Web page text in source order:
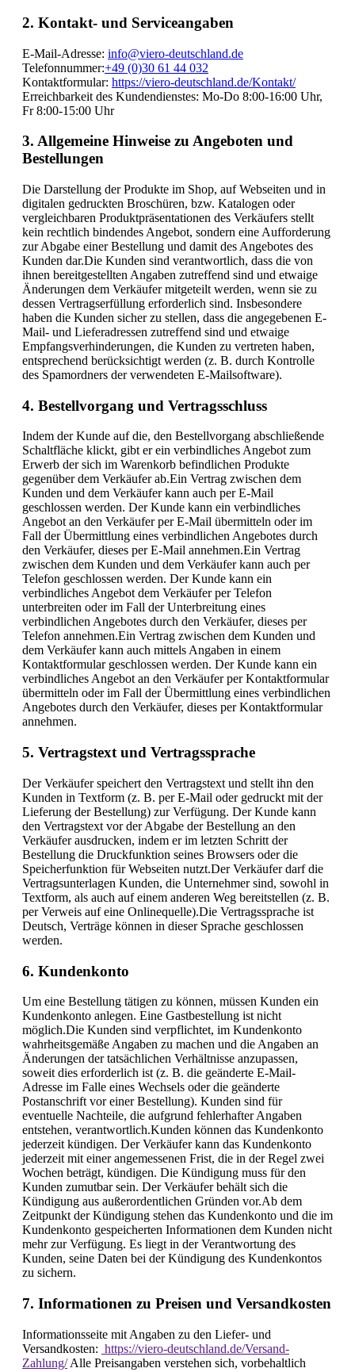
2. Kontakt- und Serviceangaben
E-Mail-Adresse: info@viero-deutschland.de
Telefonnummer:+49 (0)30 61 44 032
Kontaktformular: https://viero-deutschland.de/Kontakt/
Erreichbarkeit des Kundendienstes: Mo-Do 8:00-16:00 Uhr,
Fr 8:00-15:00 Uhr
3. Allgemeine Hinweise zu Angeboten und
Bestellungen
Die Darstellung der Produkte im Shop, auf Webseiten und in
digitalen gedruckten Broschüren, bzw. Katalogen oder
vergleichbaren Produktpräsentationen des Verkäufers stellt
kein rechtlich bindendes Angebot, sondern eine Aufforderung
zur Abgabe einer Bestellung und damit des Angebotes des
Kunden dar.Die Kunden sind verantwortlich, dass die von
ihnen bereitgestellten Angaben zutreffend sind und etwaige
Änderungen dem Verkäufer mitgeteilt werden, wenn sie zu
dessen Vertragserfüllung erforderlich sind. Insbesondere
haben die Kunden sicher zu stellen, dass die angegebenen E-
Mail- und Lieferadressen zutreffend sind und etwaige
Empfangsverhinderungen, die Kunden zu vertreten haben,
entsprechend berücksichtigt werden (z. B. durch Kontrolle
des Spamordners der verwendeten E-Mailsoftware).
4. Bestellvorgang und Vertragsschluss
Indem der Kunde auf die, den Bestellvorgang abschließende
Schaltfläche klickt, gibt er ein verbindliches Angebot zum
Erwerb der sich im Warenkorb befindlichen Produkte
gegenüber dem Verkäufer ab.Ein Vertrag zwischen dem
Kunden und dem Verkäufer kann auch per E-Mail
geschlossen werden. Der Kunde kann ein verbindliches
Angebot an den Verkäufer per E-Mail übermitteln oder im
Fall der Übermittlung eines verbindlichen Angebotes durch
den Verkäufer, dieses per E-Mail annehmen.Ein Vertrag
zwischen dem Kunden und dem Verkäufer kann auch per
Telefon geschlossen werden. Der Kunde kann ein
verbindliches Angebot dem Verkäufer per Telefon
unterbreiten oder im Fall der Unterbreitung eines
verbindlichen Angebotes durch den Verkäufer, dieses per
Telefon annehmen.Ein Vertrag zwischen dem Kunden und
dem Verkäufer kann auch mittels Angaben in einem
Kontaktformular geschlossen werden. Der Kunde kann ein
verbindliches Angebot an den Verkäufer per Kontaktformular
übermitteln oder im Fall der Übermittlung eines verbindlichen
Angebotes durch den Verkäufer, dieses per Kontaktformular
annehmen.
5. Vertragstext und Vertragssprache
Der Verkäufer speichert den Vertragstext und stellt ihn den
Kunden in Textform (z. B. per E-Mail oder gedruckt mit der
Lieferung der Bestellung) zur Verfügung. Der Kunde kann
den Vertragstext vor der Abgabe der Bestellung an den
Verkäufer ausdrucken, indem er im letzten Schritt der
Bestellung die Druckfunktion seines Browsers oder die
Speicherfunktion für Webseiten nutzt.Der Verkäufer darf die
Vertragsunterlagen Kunden, die Unternehmer sind, sowohl in
Textform, als auch auf einem anderen Weg bereitstellen (z. B.
per Verweis auf eine Onlinequelle).Die Vertragssprache ist
Deutsch, Verträge können in dieser Sprache geschlossen
werden.
6. Kundenkonto
Um eine Bestellung tätigen zu können, müssen Kunden ein
Kundenkonto anlegen. Eine Gastbestellung ist nicht
möglich.Die Kunden sind verpflichtet, im Kundenkonto
wahrheitsgemäße Angaben zu machen und die Angaben an
Änderungen der tatsächlichen Verhältnisse anzupassen,
soweit dies erforderlich ist (z. B. die geänderte E-Mail-
Adresse im Falle eines Wechsels oder die geänderte
Postanschrift vor einer Bestellung). Kunden sind für
eventuelle Nachteile, die aufgrund fehlerhafter Angaben
entstehen, verantwortlich.Kunden können das Kundenkonto
jederzeit kündigen. Der Verkäufer kann das Kundenkonto
jederzeit mit einer angemessenen Frist, die in der Regel zwei
Wochen beträgt, kündigen. Die Kündigung muss für den
Kunden zumutbar sein. Der Verkäufer behält sich die
Kündigung aus außerordentlichen Gründen vor.Ab dem
Zeitpunkt der Kündigung stehen das Kundenkonto und die im
Kundenkonto gespeicherten Informationen dem Kunden nicht
mehr zur Verfügung. Es liegt in der Verantwortung des
Kunden, seine Daten bei der Kündigung des Kundenkontos
zu sichern.
7. Informationen zu Preisen und Versandkosten
Informationsseite mit Angaben zu den Liefer- und
Versandkosten: https://viero-deutschland.de/Versand-
Zahlung/Alle Preisangaben verstehen sich, vorbehaltlich